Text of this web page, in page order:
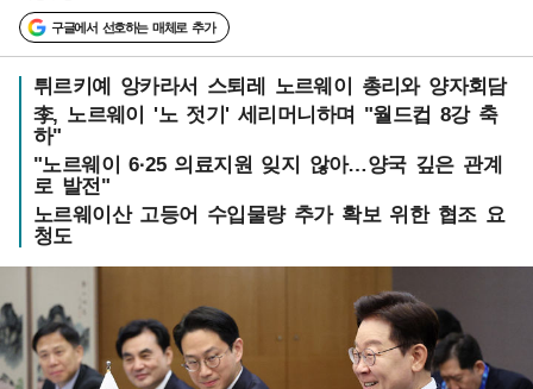
구글에서 선호하는 매체로 추가
튀르키예 앙카라서 스퇴레 노르웨이 총리와 양자회담
李, 노르웨이 '노 젓기' 세리머니하며 "월드컵 8강 축
하"
"노르웨이 6·25 의료지원 잊지 않아…양국 깊은 관계
로 발전"
노르웨이산 고등어 수입물량 추가 확보 위한 협조 요
청도